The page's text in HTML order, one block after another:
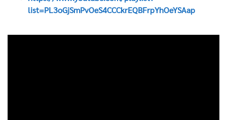
list=PL3oGjSmPvOeS4CCCkrEQBFrpYhOeYSAap